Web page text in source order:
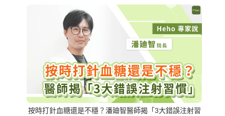
按時打針血糖還是不穩？潘廸智醫師揭「3大錯誤注射習